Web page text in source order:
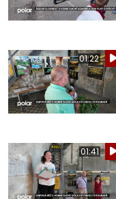
01:22
01:41